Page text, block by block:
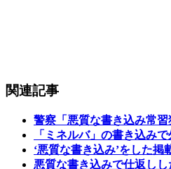
関連記事
警察「悪質な書き込み常習
「ミネルバ」の書き込み
‘悪質な書き込み’をした
悪質な書き込みで仕返し